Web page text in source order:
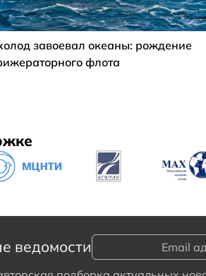
завоевал океаны: рождение
флота
ведомости